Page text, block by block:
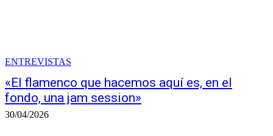
ENTREVISTAS
«El flamenco que hacemos aquí es, en el
fondo, una jam session»
30/04/2026